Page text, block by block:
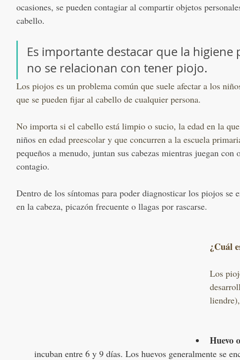
ocasiones, se pueden contagiar al compartir objetos
cabello.
Es importante destacar que la higiene
no se relacionan con tener piojo.
Los piojos es un problema común que suele afectar a los
que se pueden fijar al cabello de cualquier persona.
No importa si el cabello está limpio o sucio, la edad en la que
niños en edad preescolar y que concurren a la escuela
pequeños a menudo, juntan sus cabezas mientras juegan
contagio.
Dentro de los síntomas para poder diagnosticar los piojos se
en la cabeza, picazón frecuente o llagas por rascarse.
¿Cuál
Los
Huevo
incuban entre 6 y 9 días. Los huevos generalmente se